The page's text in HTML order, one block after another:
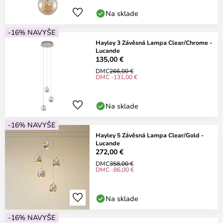
Na sklade
-16% NAVYŠE
Hayley 3 Závěsná Lampa Clear/Chrome -
Lucande
135,00 €
DMC266,00 €
DMC -131,00 €
Na sklade
-16% NAVYŠE
Hayley 5 Závěsná Lampa Clear/Gold -
Lucande
272,00 €
DMC358,00 €
DMC -86,00 €
Na sklade
-16% NAVYŠE